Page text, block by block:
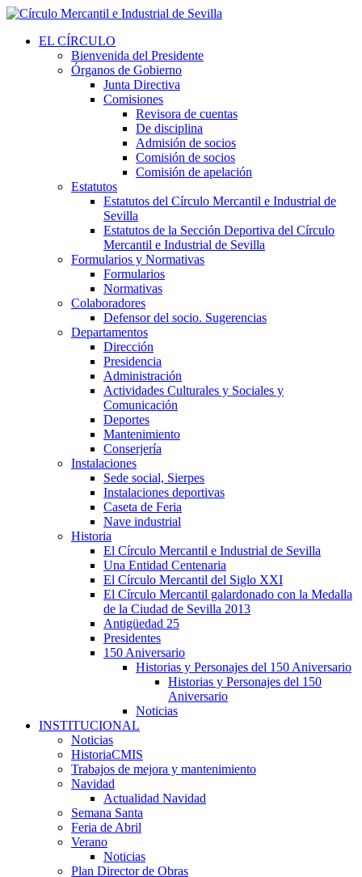
EL CÍRCULO
Bienvenida del Presidente
Órganos de Gobierno
Junta Directiva
Comisiones
Revisora de cuentas
De disciplina
Admisión de socios
Comisión de socios
Comisión de apelación
Estatutos
Estatutos del Círculo Mercantil e Industrial de
Sevilla
Estatutos de la Sección Deportiva del Círculo
Mercantil e Industrial de Sevilla
Formularios y Normativas
Formularios
Normativas
Colaboradores
Defensor del socio. Sugerencias
Departamentos
Dirección
Presidencia
Administración
Actividades Culturales y Sociales y
Comunicación
Deportes
Mantenimiento
Conserjería
Instalaciones
Sede social, Sierpes
Instalaciones deportivas
Caseta de Feria
Nave industrial
Historia
El Círculo Mercantil e Industrial de Sevilla
Una Entidad Centenaria
El Círculo Mercantil del Siglo XXI
El Círculo Mercantil galardonado con la Medalla
de la Ciudad de Sevilla 2013
Antigüedad 25
Presidentes
150 Aniversario
Historias y Personajes del 150 Aniversario
Historias y Personajes del 150
Aniversario
Noticias
INSTITUCIONAL
Noticias
HistoriaCMIS
Trabajos de mejora y mantenimiento
Navidad
Actualidad Navidad
Semana Santa
Feria de Abril
Verano
Noticias
Plan Director de Obras